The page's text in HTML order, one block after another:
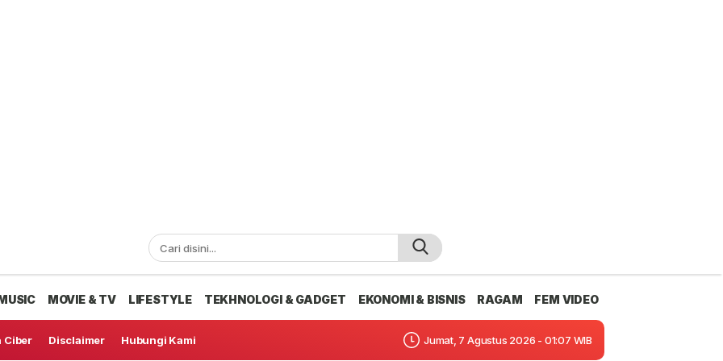
MOVIE & TV LIFESTYLE TEKHNOLOGI & GADGET EKONOMI & BISNIS RAGAM FEM VIDEO
Ciber Disclaimer Hubungi Kami Jumat, 7 Agustus 2026 - 01:07 WIB